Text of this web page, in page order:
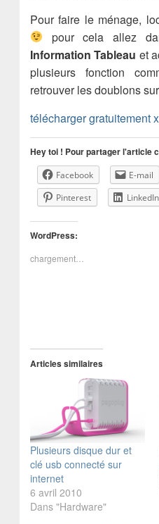
Pour faire le ménage,
pour cela allez
Information Tableau et
plusieurs fonction
retrouver les doublons
télécharger gratuitement
Hey toi ! Pour partager l'article
Facebook E-mail
Pinterest
LinkedIn
WordPress:
chargement…
Articles similaires
Plusieurs disque dur et
clé usb connecté sur
internet
6 avril 2010
Dans "Hardware"